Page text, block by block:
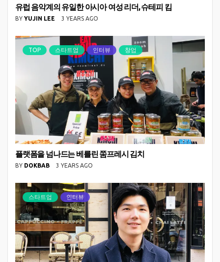
유럽 음악계의 유일한 아시아 여성 리더, 슈테피 킴
BY YUJIN LEE 3 YEARS AGO
TOP 스타트업 인터뷰 창업
플랫폼을 넘나드는 베를린 쭘프레시 김치
BY DOKBAB 3 YEARS AGO
스타트업 인터뷰